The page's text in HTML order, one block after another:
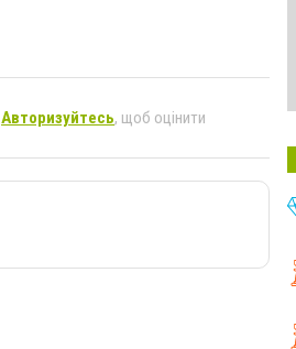
Авторизуйтесь, щоб оцінити